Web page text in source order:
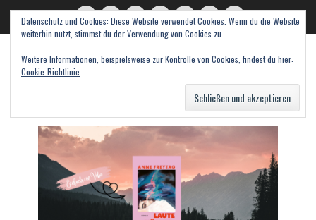
TwitterE-
Mail
Feed WordPress
PinterestInstagramWebseite
read books and fall in love
Datenschutz und Cookies: Diese Website verwendet Cookies. Wenn du die Website
weiterhin nutzt, stimmst du der Verwendung von Cookies zu.
Weitere Informationen, beispielsweise zur Kontrolle von Cookies, findest du hier:
Cookie-Richtlinie